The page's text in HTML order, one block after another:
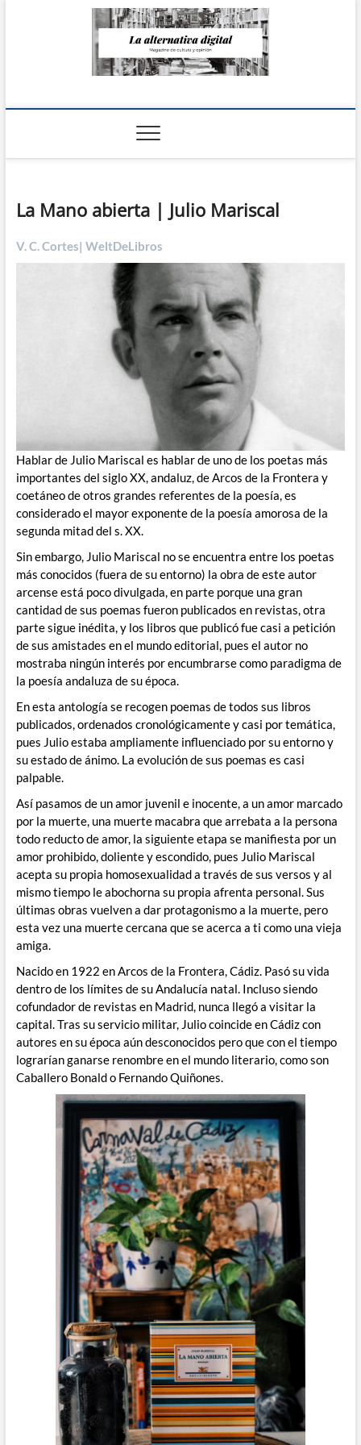
La Alternativa
La Mano abierta | Julio Mariscal
V. C. Cortes| WeltDeLibros
Hablar de Julio Mariscal es hablar de uno de los poetas más
importantes del siglo XX, andaluz, de Arcos de la Frontera y
coetáneo de otros grandes referentes de la poesía, es
considerado el mayor exponente de la poesía amorosa de la
segunda mitad del s. XX.
Sin embargo, Julio Mariscal no se encuentra entre los poetas
más conocidos (fuera de su entorno) la obra de este autor
arcense está poco divulgada, en parte porque una gran
cantidad de sus poemas fueron publicados en revistas, otra
parte sigue inédita, y los libros que publicó fue casi a petición
de sus amistades en el mundo editorial, pues el autor no
mostraba ningún interés por encumbrarse como paradigma de
la poesía andaluza de su época.
En esta antología se recogen poemas de todos sus libros
publicados, ordenados cronológicamente y casi por temática,
pues Julio estaba ampliamente influenciado por su entorno y
su estado de ánimo. La evolución de sus poemas es casi
palpable.
Así pasamos de un amor juvenil e inocente, a un amor marcado
por la muerte, una muerte macabra que arrebata a la persona
todo reducto de amor, la siguiente etapa se manifiesta por un
amor prohibido, doliente y escondido, pues Julio Mariscal
acepta su propia homosexualidad a través de sus versos y al
mismo tiempo le abochorna su propia afrenta personal. Sus
últimas obras vuelven a dar protagonismo a la muerte, pero
esta vez una muerte cercana que se acerca a ti como una vieja
amiga.
Nacido en 1922 en Arcos de la Frontera, Cádiz. Pasó su vida
dentro de los límites de su Andalucía natal. Incluso siendo
cofundador de revistas en Madrid, nunca llegó a visitar la
capital. Tras su servicio militar, Julio coincide en Cádiz con
autores en su época aún desconocidos pero que con el tiempo
lograrían ganarse renombre en el mundo literario, como son
Caballero Bonald o Fernando Quiñones.